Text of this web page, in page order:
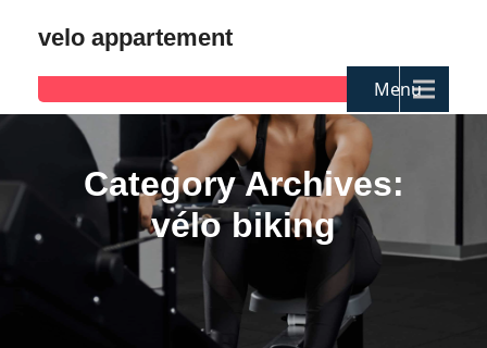
velo appartement
Menu
Category Archives:
vélo biking